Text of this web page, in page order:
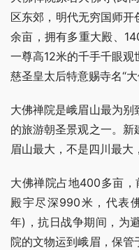
区东郊，明代无穷国师
余亩，拥有多重大殿、
一尊高12米的千手千眼
慈圣皇太后特意赐寺名“大
大佛禅院是峨眉山最为别
的旅游朝圣景观之一。
眉山最大，不是四川最大
大佛禅院占地400多亩
殿宇尽深990米，代表
年)，抗日战争期间，为
院的文物运到峨眉，保管